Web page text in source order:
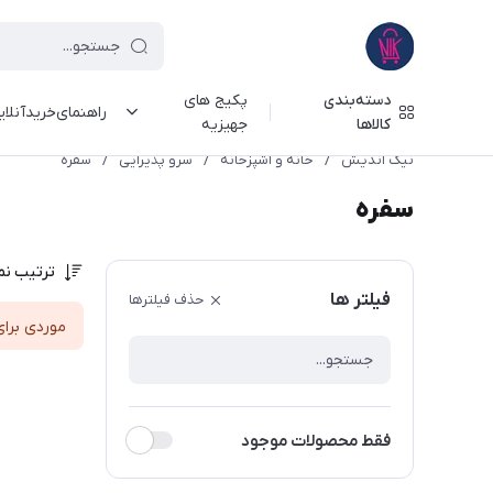
دسته‌بندی
کالاها
پکیج های
جهیزیه
نیک اندیش / خانه و آشپزخانه / سرو پذیرایی / سفره
سفره
فیلتر ها حذف فیلترها
فقط محصولات موجود
ترتیب
موردی